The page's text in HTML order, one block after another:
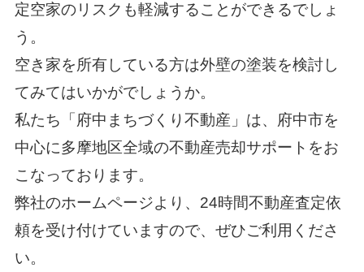
定空家のリスクも軽減することができるでしょ
う。
空き家を所有している方は外壁の塗装を検討し
てみてはいかがでしょうか。
私たち「府中まちづくり不動産」は、府中市を
中心に多摩地区全域の不動産売却サポートをお
こなっております。
弊社のホームページより、24時間不動産査定依
頼を受け付けていますので、ぜひご利用くださ
い。